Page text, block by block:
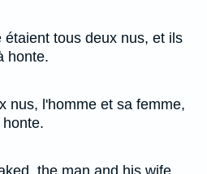
étaient tous deux nus, et ils
honte.
nus, l'homme et sa femme,
the man and his wife,